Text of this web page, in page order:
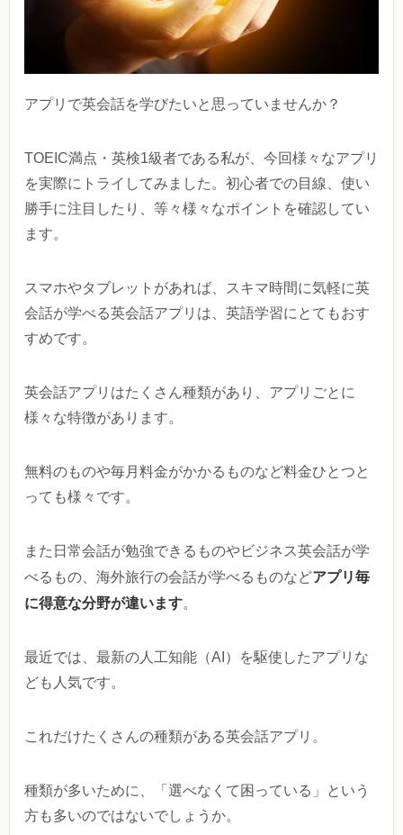
アプリで英会話を学びたいと思っていませんか？
TOEIC満点・英検1級者である私が、今回様々なアプリ
を実際にトライしてみました。初心者での目線、使い
勝手に注目したり、等々様々なポイントを確認してい
ます。
スマホやタブレットがあれば、スキマ時間に気軽に英
会話が学べる英会話アプリは、英語学習にとてもおす
すめです。
英会話アプリはたくさん種類があり、アプリごとに
様々な特徴があります。
無料のものや毎月料金がかかるものなど料金ひとつと
っても様々です。
また日常会話が勉強できるものやビジネス英会話が学
べるもの、海外旅行の会話が学べるものなどアプリ毎
に得意な分野が違います。
最近では、最新の人工知能（AI）を駆使したアプリな
ども人気です。
これだけたくさんの種類がある英会話アプリ。
種類が多いために、「選べなくて困っている」という
方も多いのではないでしょうか。